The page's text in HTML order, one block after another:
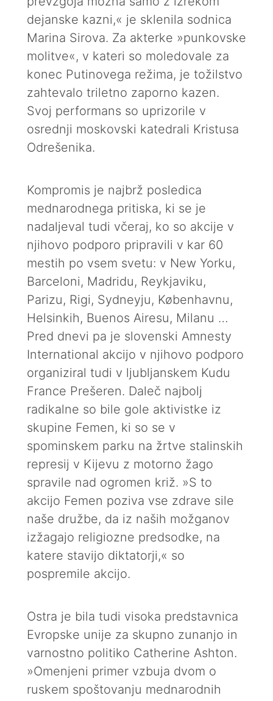
dejanske kazni,« je sklenila sodnica
Marina Sirova. Za akterke »punkovske
molitve«, v kateri so moledovale za
konec Putinovega režima, je tožilstvo
zahtevalo triletno zaporno kazen.
Svoj performans so uprizorile v
osrednji moskovski katedrali Kristusa
Odrešenika.
Kompromis je najbrž posledica
mednarodnega pritiska, ki se je
nadaljeval tudi včeraj, ko so akcije v
njihovo podporo pripravili v kar 60
mestih po vsem svetu: v New Yorku,
Barceloni, Madridu, Reykjaviku,
Parizu, Rigi, Sydneyju, Københavnu,
Helsinkih, Buenos Airesu, Milanu …
Pred dnevi pa je slovenski Amnesty
International akcijo v njihovo podporo
organiziral tudi v ljubljanskem Kudu
France Prešeren. Daleč najbolj
radikalne so bile gole aktivistke iz
skupine Femen, ki so se v
spominskem parku na žrtve stalinskih
represij v Kijevu z motorno žago
spravile nad ogromen križ. »S to
akcijo Femen poziva vse zdrave sile
naše družbe, da iz naših možganov
izžagajo religiozne predsodke, na
katere stavijo diktatorji,« so
pospremile akcijo.
Ostra je bila tudi visoka predstavnica
Evropske unije za skupno zunanjo in
varnostno politiko Catherine Ashton.
»Omenjeni primer vzbuja dvom o
ruskem spoštovanju mednarodnih